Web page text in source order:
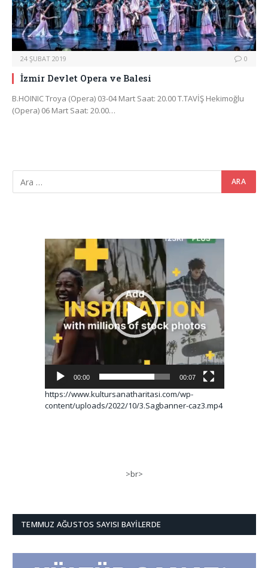
24 ŞUBAT 2019 0
İzmir Devlet Opera ve Balesi
B.HOINIC Troya (Opera) 03-04 Mart Saat: 20.00 T.TAVİŞ Hekimoğlu
(Opera) 06 Mart Saat: 20.00…
Video
oynatıcı
00:00 00:07
https://www.kultursanatharitasi.com/wp-
content/uploads/2022/10/3.Sagbanner-caz3.mp4
>br>
TEMMUZ AĞUSTOS SAYISI BAYILERDE